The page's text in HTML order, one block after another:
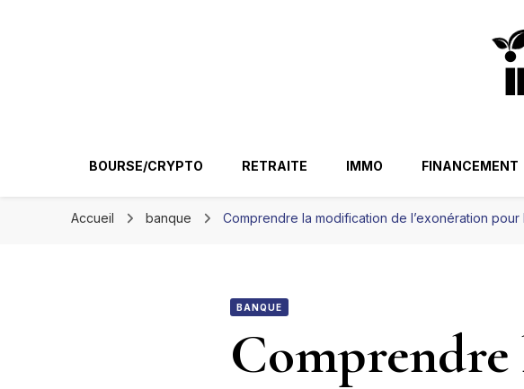
BOURSE/CRYPTO RETRAITE IMMO FINANCEMENT
Accueil banque Comprendre la modification de l’exonération
BANQUE